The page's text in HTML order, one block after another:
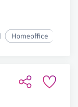
Homeoffice